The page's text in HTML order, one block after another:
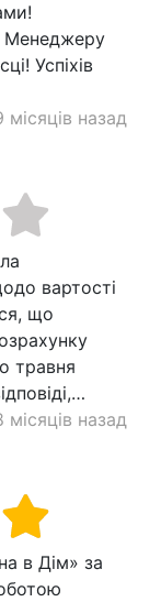
Менеджеру
Успіхів
місяців назад
вартості
що
травня
місяців назад
в Дім» за